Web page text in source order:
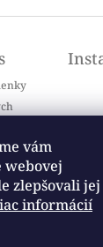
vám
webovej
zlepšovali jej
informácií